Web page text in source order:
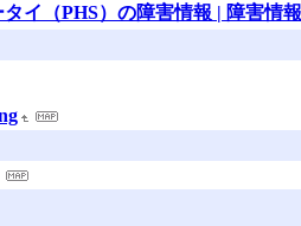
イ（PHS）の障害情報 | 障害情